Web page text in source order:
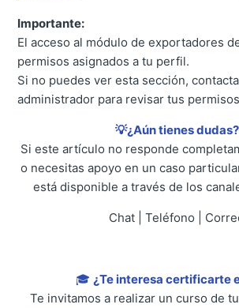
Importante:
El acceso al módulo de exportadores
permisos asignados a tu perfil.
Si no puedes ver esta sección,
administrador para revisar tus
💡¿Aún tienes dudas?
Si este artículo no responde
o necesitas apoyo en un caso
está disponible a través de los
Chat | Teléfono |
🎓 ¿Te interesa certificarte
Te invitamos a realizar un curso de